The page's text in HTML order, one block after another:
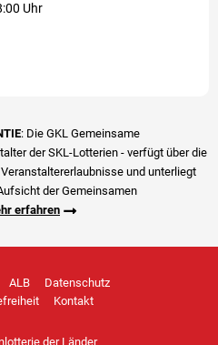
Uhr
: Die GKL Gemeinsame
der SKL-Lotterien - verfügt über die
und unterliegt
der Gemeinsamen
erfahren
ALB
Datenschutz
Kontakt
der Länder